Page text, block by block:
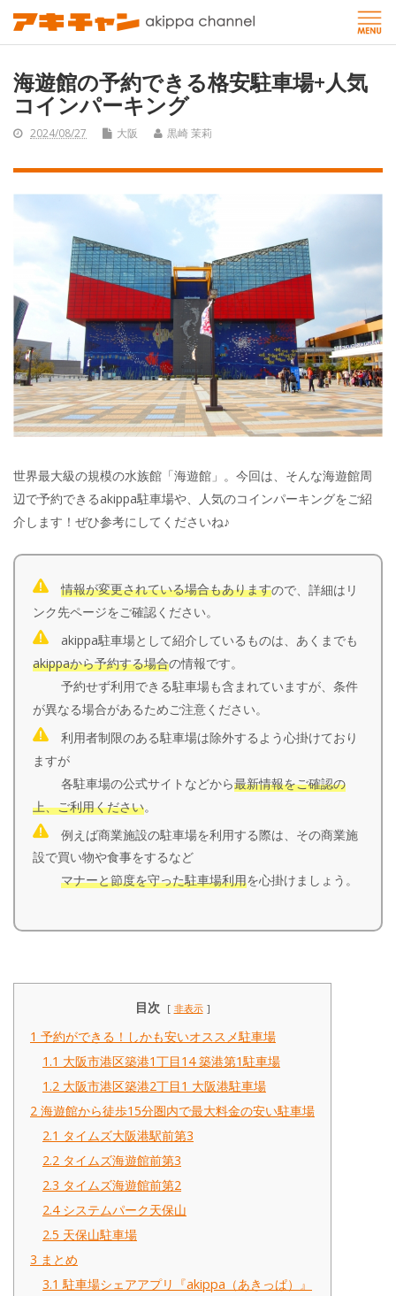
海遊館の予約できる格安駐車場+人気
コインパーキング
2024/08/27 大阪 黒崎 茉莉
世界最大級の規模の水族館「海遊館」。今回は、そんな海遊館周
辺で予約できるakippa駐車場や、人気のコインパーキングをご紹
介します！ぜひ参考にしてくださいね♪
情報が変更されている場合もありますので、詳細はリ
ンク先ページをご確認ください。
akippa駐車場として紹介しているものは、あくまでも
akippaから予約する場合の情報です。
予約せず利用できる駐車場も含まれていますが、条件
が異なる場合があるためご注意ください。
利用者制限のある駐車場は除外するよう心掛けており
ますが
各駐車場の公式サイトなどから最新情報をご確認の
上、ご利用ください。
例えば商業施設の駐車場を利用する際は、その商業施
設で買い物や食事をするなど
マナーと節度を守った駐車場利用を心掛けましょう。
目次 非表示
1 予約ができる！しかも安いオススメ駐車場
1.1 大阪市港区築港1丁目14 築港第1駐車場
1.2 大阪市港区築港2丁目1 大阪港駐車場
2 海遊館から徒歩15分圏内で最大料金の安い駐車場
2.1 タイムズ大阪港駅前第3
2.2 タイムズ海遊館前第3
2.3 タイムズ海遊館前第2
2.4 システムパーク天保山
2.5 天保山駐車場
3 まとめ
3.1 駐車場シェアアプリ『akippa（あきっぱ）』